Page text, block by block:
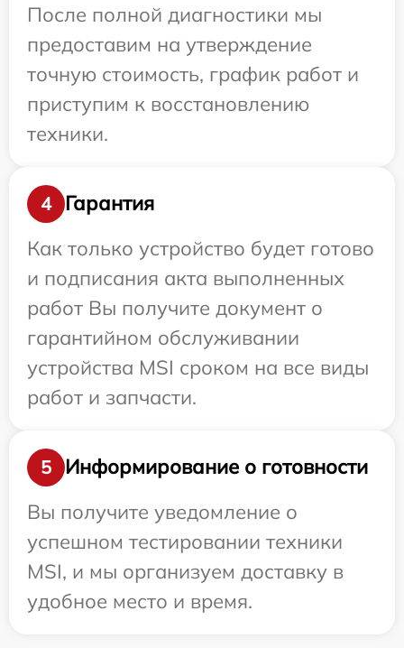
После полной диагностики мы
предоставим на утверждение
точную стоимость, график работ и
приступим к восстановлению
техники.
4
Гарантия
Как только устройство будет готово
и подписания акта выполненных
работ Вы получите документ о
гарантийном обслуживании
устройства MSI сроком на все виды
работ и запчасти.
5
Информирование о готовности
Вы получите уведомление о
успешном тестировании техники
MSI, и мы организуем доставку в
удобное место и время.